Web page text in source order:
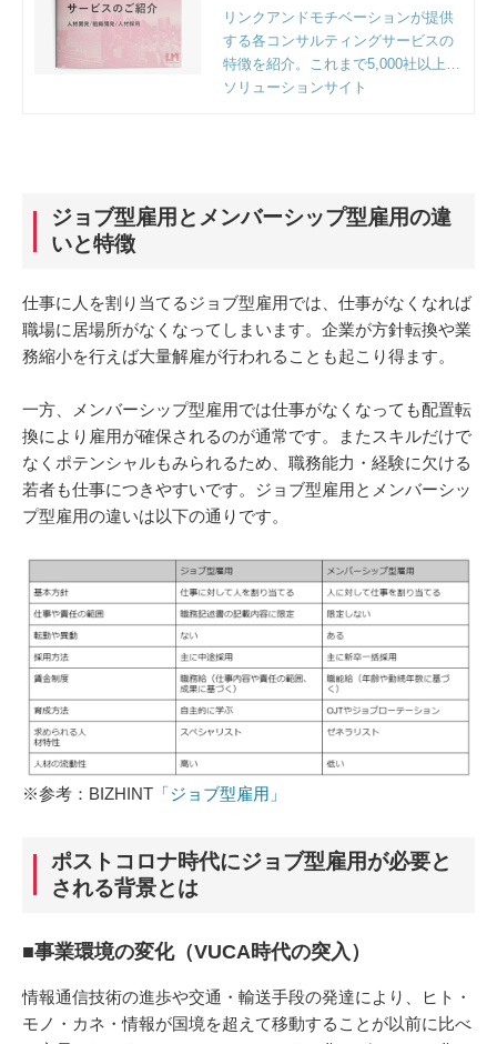
リンクアンドモチベーションが提供
する各コンサルティングサービスの
特徴を紹介。これまで5,000社以上の
企業様のご支援をする中で明らかに
ソリューションサイト
ジョブ型雇用とメンバーシップ型雇用の違
いと特徴
仕事に人を割り当てるジョブ型雇用では、仕事がなくなれば
職場に居場所がなくなってしまいます。企業が方針転換や業
務縮小を行えば大量解雇が行われることも起こり得ます。
一方、メンバーシップ型雇用では仕事がなくなっても配置転
換により雇用が確保されるのが通常です。またスキルだけで
なくポテンシャルもみられるため、職務能力・経験に欠ける
若者も仕事につきやすいです。ジョブ型雇用とメンバーシッ
プ型雇用の違いは以下の通りです。
※参考：BIZHINT 「ジョブ型雇用」
ポストコロナ時代にジョブ型雇用が必要と
される背景とは
■事業環境の変化（VUCA時代の突入）
情報通信技術の進歩や交通・輸送手段の発達により、ヒト・
モノ・カネ・情報が国境を超えて移動することが以前に比べ